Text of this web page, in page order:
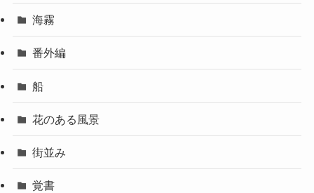
海霧
番外編
船
花のある風景
街並み
覚書